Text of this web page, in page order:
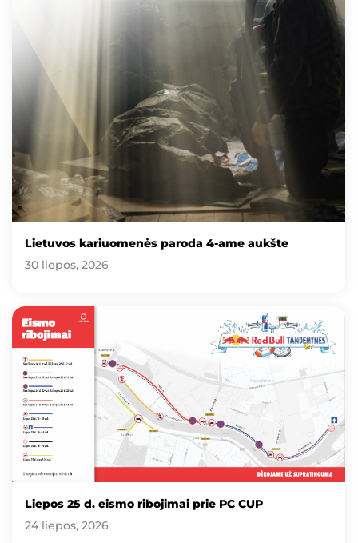
Lietuvos kariuomenės paroda 4-ame aukšte
30 liepos, 2026
Liepos 25 d. eismo ribojimai prie PC CUP
24 liepos, 2026